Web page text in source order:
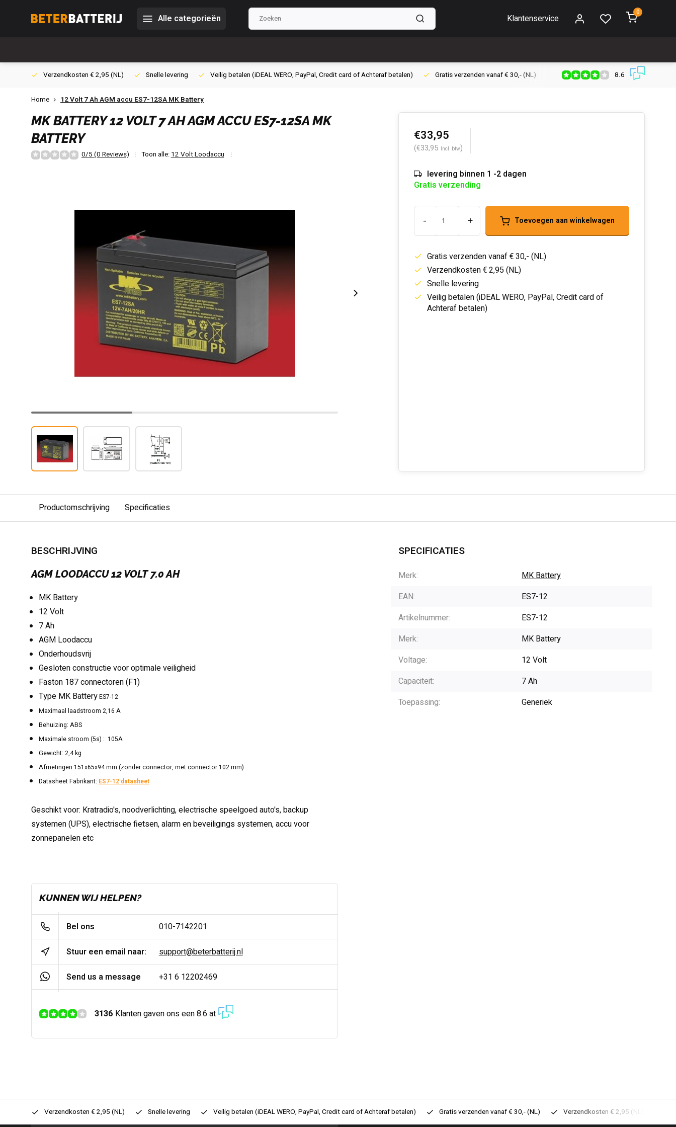
Alle categorieën Klantenservice
0
Verzendkosten € 2,95 (NL) Snelle levering Veilig betalen (iDEAL WERO, PayPal, Credit card of Achteraf betalen) Gratis verzenden vanaf € 30,- (NL) Verzendkosten € 2,95 (NL)
8.6
Home 12 Volt 7 Ah AGM accu ES7-12SA MK Battery
MK BATTERY12 VOLT 7 AH AGM ACCU ES7-12SA MK
BATTERY
0/5 (0 Reviews) Toon alle:12 Volt Loodaccu
€33,95
(€33,95 Incl. btw)
levering binnen 1 -2 dagen
Gratis verzending
- + Toevoegen aan winkelwagen
Gratis verzenden vanaf € 30,- (NL)
Verzendkosten € 2,95 (NL)
Snelle levering
Veilig betalen (iDEAL WERO, PayPal, Credit card of
Achteraf betalen)
Productomschrijving Specificaties
BESCHRIJVING
AGM LOODACCU 12 VOLT 7.0 AH
MK Battery
12 Volt
7 Ah
AGM Loodaccu
Onderhoudsvrij
Gesloten constructie voor optimale veiligheid
Faston 187 connectoren (F1)
Type MK BatteryES7-12
Maximaal laadstroom 2,16 A
Behuizing: ABS
Maximale stroom (5s) : 105A
Gewicht: 2,4 kg
Afmetingen 151x65x94 mm (zonder connector, met connector 102 mm)
Datasheet Fabrikant: ES7-12 datasheet
Geschikt voor: Kratradio's, noodverlichting, electrische speelgoed auto's, backup
systemen (UPS), electrische fietsen, alarm en beveiligings systemen, accu voor
zonnepanelen etc
KUNNEN WIJ HELPEN?
Bel ons 010-7142201
Stuur een email naar: support@beterbatterij.nl
Send us a message +31 6 12202469
3136 Klanten gaven ons een 8.6 at
SPECIFICATIES
Merk:
MK Battery
EAN:
ES7-12
Artikelnummer:
ES7-12
Merk:
MK Battery
Voltage:
12 Volt
Capaciteit:
7 Ah
Toepassing:
Generiek
Verzendkosten € 2,95 (NL) Snelle levering Veilig betalen (iDEAL WERO, PayPal, Credit card of Achteraf betalen) Gratis verzenden vanaf € 30,- (NL) Verzendkosten € 2,95 (NL)